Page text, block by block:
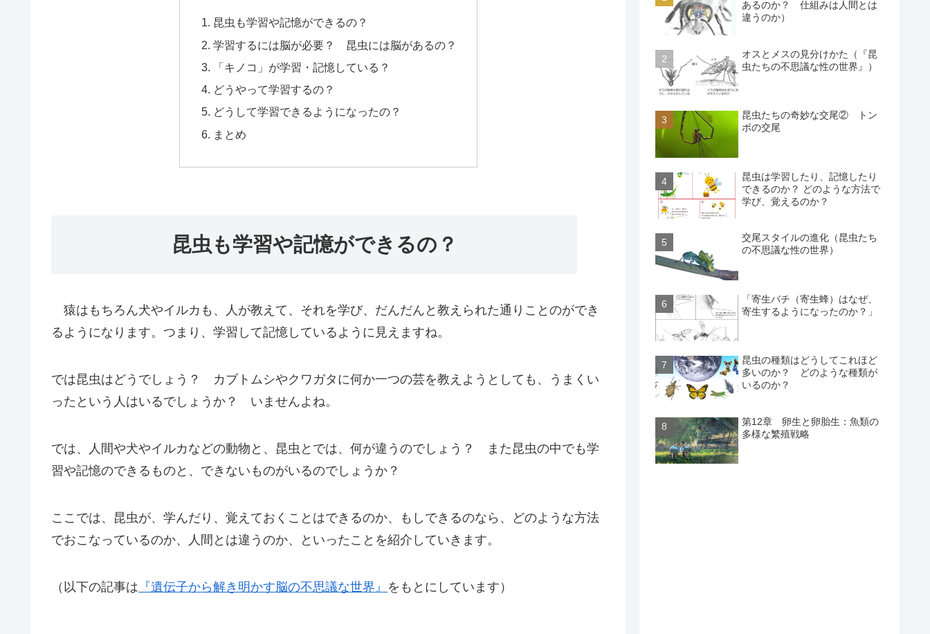
昆虫も学習や記憶ができるの？
学習するには脳が必要？ 昆虫には脳があるの？
「キノコ」が学習・記憶している？
どうやって学習するの？
どうして学習できるようになったの？
まとめ
昆虫も学習や記憶ができるの？
猿はもちろん犬やイルカも、人が教えて、それを学び、だんだんと教えられた通りことのができ
るようになります。つまり、学習して記憶しているように見えますね。
では昆虫はどうでしょう？ カブトムシやクワガタに何か一つの芸を教えようとしても、うまくい
ったという人はいるでしょうか？ いませんよね。
では、人間や犬やイルカなどの動物と、昆虫とでは、何が違うのでしょう？ また昆虫の中でも学
習や記憶のできるものと、できないものがいるのでしょうか？
ここでは、昆虫が、学んだり、覚えておくことはできるのか、もしできるのなら、どのような方法
でおこなっているのか、人間とは違うのか、といったことを紹介していきます。
（以下の記事は 『遺伝子から解き明かす脳の不思議な世界』 をもとにしています）
あるのか？ 仕組みは人間とは
違うのか）
オスとメスの見分けかた（『昆
虫たちの不思議な性の世界』）
昆虫たちの奇妙な交尾② トン
ボの交尾
昆虫は学習したり、記憶したり
できるのか？ どのような方法で
学び、覚えるのか？
交尾スタイルの進化（昆虫たち
の不思議な性の世界）
「寄生バチ（寄生蜂）はなぜ、
寄生するようになったのか？」
昆虫の種類はどうしてこれほど
多いのか？ どのような種類が
いるのか？
第12章 卵生と卵胎生：魚類の
多様な繁殖戦略